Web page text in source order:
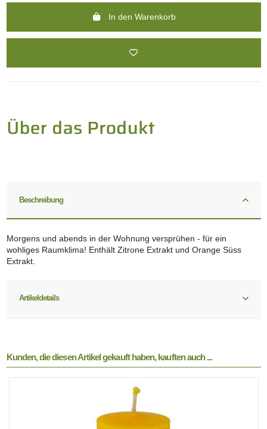
In den Warenkorb
Beschreibung
Morgens und abends in der Wohnung versprühen - für ein
wohliges Raumklima! Enthält Zitrone Extrakt und Orange Süss
Extrakt.
Artikeldetails
Kunden, die diesen Artikel gekauft haben, kauften auch ...